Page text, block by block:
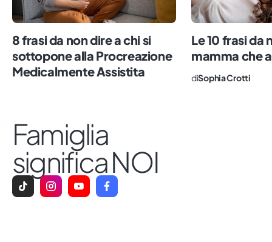
8 frasi da non dire a chi si
sottopone alla Procreazione
Medicalmente Assistita
Le 10 frasi da
mamma che
diSophia Crotti
Famiglia
significa NOI